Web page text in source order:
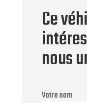
Ce
nous
Votre nom